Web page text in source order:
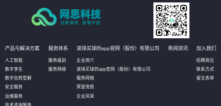
产品与解决方案
人工智能
数字孪生
数字化转型解
安全服务
运维服务
技术咨询服务
服务体系
服务级别
服务网络
滚球买球的app官网（股份）有限公司
企业简介
滚球买球的app官网（股份）有限公司
服务网络
荣誉资质
企业风采
新闻资讯 加入我们
招聘岗位
联系方式
留言表单